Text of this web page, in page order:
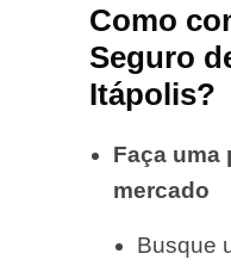
Como
Seguro
Itápolis?
Faça uma
mercado
Busque